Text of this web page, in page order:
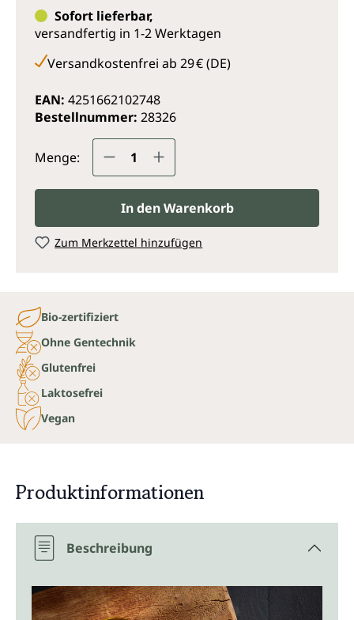
Sofort lieferbar,
versandfertig in 1-2 Werktagen
Versandkostenfrei ab 29 € (DE)
EAN: 4251662102748
Bestellnummer: 28326
Menge: Produkt Anzahl: Gib den
In den Warenkorb
Zum Merkzettel hinzufügen
Bio-zertifiziert
Ohne Gentechnik
Glutenfrei
Laktosefrei
Vegan
Produktinformationen
Beschreibung